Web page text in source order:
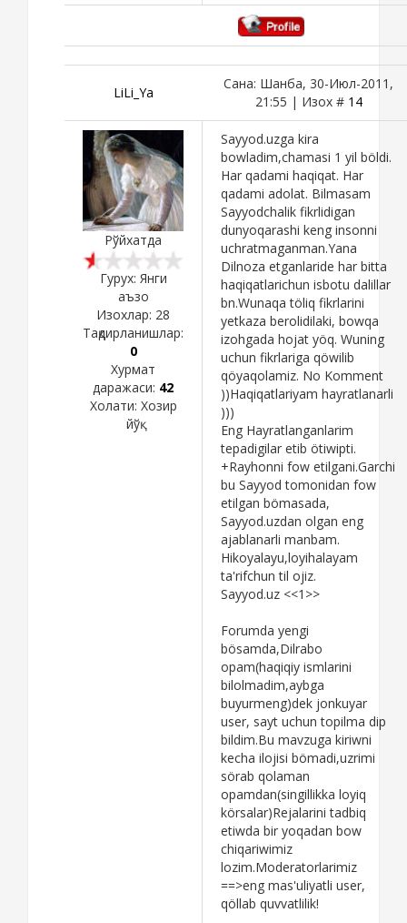
LiLi_Ya
Сана: Шанба, 30-Июл-2011,
21:55 | Изох # 14
Рўйхатда
Гурух: Янги
аъзо
Изохлар: 28
Тақдирланишлар:
0
Хурмат
даражаси: 42
Холати: Хозир
йўқ
Sayyod.uzga kira
bowladim,chamasi 1 yil böldi.
Har qadami haqiqat. Har
qadami adolat. Bilmasam
Sayyodchalik fikrlidigan
dunyoqarashi keng insonni
uchratmaganman.Yana
Dilnoza etganlaride har bitta
haqiqatlarichun isbotu dalillar
bn.Wunaqa töliq fikrlarini
yetkaza berolidilaki, bowqa
izohgada hojat yöq. Wuning
uchun fikrlariga qöwilib
qöyaqolamiz. No Komment
))Haqiqatlariyam hayratlanarli
)))
Eng Hayratlanganlarim
tepadigilar etib ötiwipti.
+Rayhonni fow etilgani.Garchi
bu Sayyod tomonidan fow
etilgan bömasada,
Sayyod.uzdan olgan eng
ajablanarli manbam.
Hikoyalayu,loyihalayam
ta'rifchun til ojiz.
Sayyod.uz <<1>>
Forumda yengi
bösamda,Dilrabo
opam(haqiqiy ismlarini
bilolmadim,aybga
buyurmeng)dek jonkuyar
user, sayt uchun topilma dip
bildim.Bu mavzuga kiriwni
kecha ilojisi bömadi,uzrimi
sörab qolaman
opamdan(singillikka loyiq
körsalar)Rejalarini tadbiq
etiwda bir yoqadan bow
chiqariwimiz
lozim.Moderatorlarimiz
==>eng mas'uliyatli user,
qöllab quvvatlilik!